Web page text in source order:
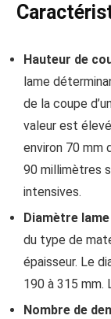
Hauteur de
lame
de la coupe
valeur est
environ 70 mm
90 millimètres
intensives.
Diamètre
du type de
épaisseur. Le
190 à 315 mm.
Nombre de